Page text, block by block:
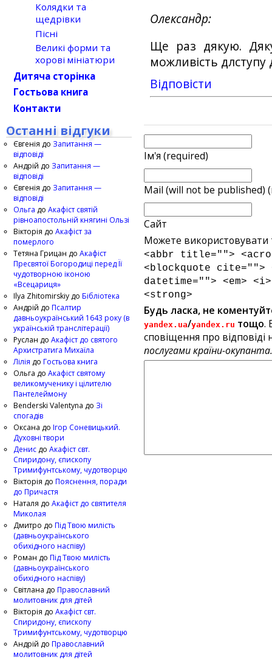
Олександр
Ще раз дякую.
можливість
Відповіcти
Ім'я (required)
Mail (will not be published)
Сайт
Можете використовувати
<abbr title="">
<blockquote cite="">
datetime=""> <em>
<strong>
Будь ласка, не
yandex.ua/yandex.ru тощо.
сповіщення про відповіді
послугами країни-
Колядки та
щедрівки
Пісні
Великі форми та
хорові мініатюри
Дитяча сторінка
Гостьова книга
Контакти
Останні відгуки
Євгенія до Запитання —
відповіді
Андрій до Запитання —
відповіді
Євгенія до Запитання —
відповіді
Ольга до Акафіст святій
рівноапостольній княгині Ользі
Вікторія до Акафіст за
померлого
Тетяна Грицан до Акафіст
Пресвятої Богородиці перед Її
чудотворною іконою
«Всецариця»
Ilya Zhitomirskiy до Бібліотека
Андрій до Псалтир
давньоукраїнський 1643 року (в
українській транслітерації)
Руслан до Акафіст до святого
Архистратига Михаїла
Лілія до Гостьова книга
Ольга до Акафіст святому
великомученику і цілителю
Пантелеймону
Benderski Valentyna до Зі
спогадів
Оксана до Ігор Соневицький.
Духовні твори
Денис до Акафіст свт.
Спиридону, єпископу
Тримифунтському, чудотворцю
Вікторія до Пояснення, поради
до Причастя
Наталя до Акафіст до святителя
Миколая
Дмитро до Під Твою милість
(давньоукраїнського
обихідного наспіву)
Роман до Під Твою милість
(давньоукраїнського
обихідного наспіву)
Світлана до Православний
молитовник для дітей
Вікторія до Акафіст свт.
Спиридону, єпископу
Тримифунтському, чудотворцю
Андрій до Православний
молитовник для дітей